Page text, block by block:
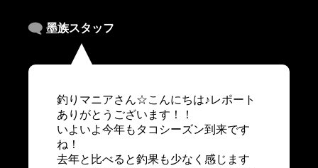
墨族スタッフ
釣りマニアさん☆こんにちは♪レポート
ありがとうございます！！
いよいよ今年もタコシーズン到来です
ね！
去年と比べると釣果も少なく感じます